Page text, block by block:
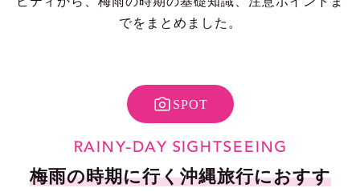
でをまとめました。
SPOT
RAINY-DAY SIGHTSEEING
梅雨の時期に行く沖縄旅行におすす